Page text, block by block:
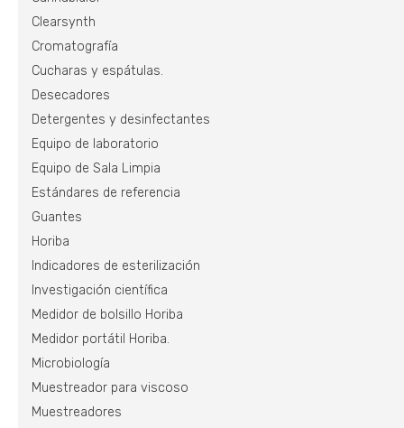
Clearsynth
Cromatografía
Cucharas y espátulas.
Desecadores
Detergentes y desinfectantes
Equipo de laboratorio
Equipo de Sala Limpia
Estándares de referencia
Guantes
Horiba
Indicadores de esterilización
Investigación científica
Medidor de bolsillo Horiba
Medidor portátil Horiba.
Microbiología
Muestreador para viscoso
Muestreadores